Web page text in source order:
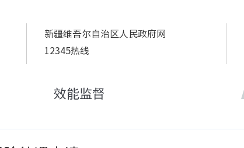
新疆维吾尔自治区人民政府网
12345热线
效能监督